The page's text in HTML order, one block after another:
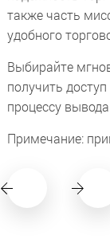
также часть
удобного
Выбирайте
получить
процессу
Примечание: